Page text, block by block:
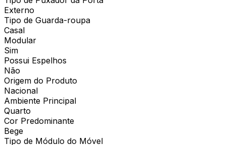
Externo
Tipo de Guarda-roupa
Casal
Modular
Sim
Possui Espelhos
Não
Origem do Produto
Nacional
Ambiente Principal
Quarto
Cor Predominante
Bege
Tipo de Módulo do Móvel